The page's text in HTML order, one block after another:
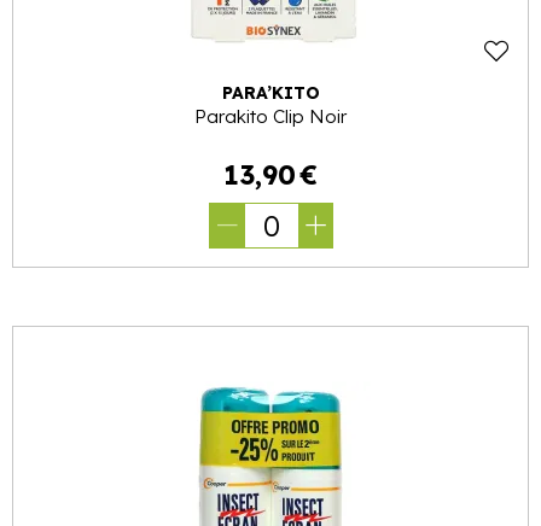
PARA’KITO
Parakito Clip Noir
13,90€
0